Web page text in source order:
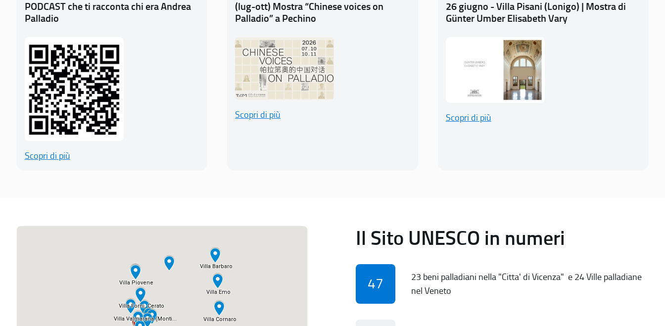
PODCAST che ti racconta chi era Andrea
Palladio
Scopri di più
(lug-ott) Mostra “Chinese voices on
Palladio” a Pechino
Scopri di più
26 giugno - Villa Pisani (Lonigo) | Mostra di
Günter Umber Elisabeth Vary
Scopri di più
Il Sito UNESCO in numeri
47
23 beni palladiani nella "Citta' di Vicenza" e 24 Ville palladiane
nel Veneto